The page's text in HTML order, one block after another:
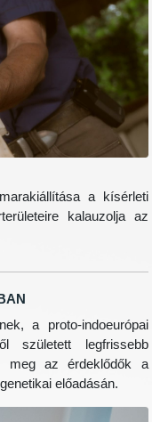
a kísérleti
kalauzolja az
a proto-indoeurópai
született legfrissebb
meg az érdeklődők a
előadásán.